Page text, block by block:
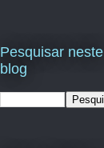
Pesquisar neste
blog